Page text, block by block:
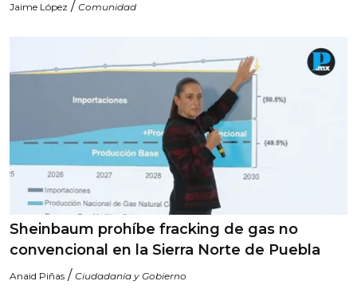
Jaime López / Comunidad
Sheinbaum prohíbe fracking de gas no
convencional en la Sierra Norte de Puebla
Anaid Piñas / Ciudadanía y Gobierno